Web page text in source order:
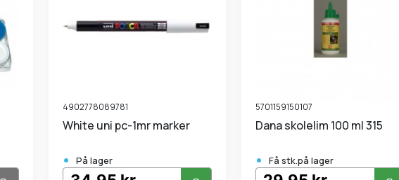
4902778089781
White uni pc-1mr marker
• På lager
5701159150107
Dana skolelim 100 ml 315
• Få stk.på lager